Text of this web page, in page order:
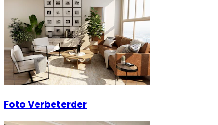
Foto Verbeterder